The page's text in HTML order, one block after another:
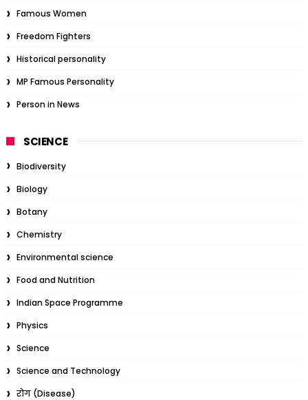
Famous Women
Freedom Fighters
Historical personality
MP Famous Personality
Person in News
SCIENCE
Biodiversity
Biology
Botany
Chemistry
Environmental science
Food and Nutrition
Indian Space Programme
Physics
Science
Science and Technology
रोग (Disease)